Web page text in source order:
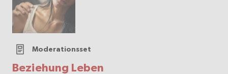
Beziehung Leben
Moderationsset